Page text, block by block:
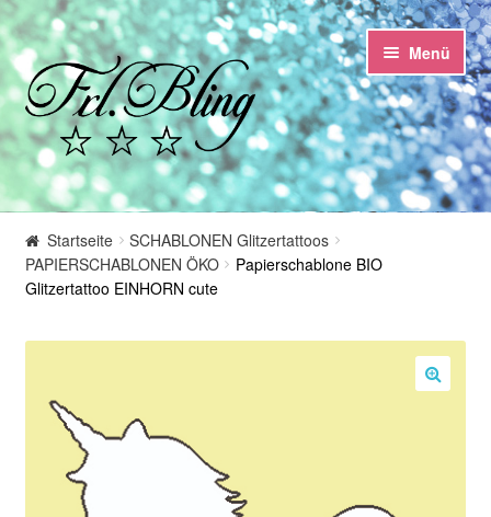
Zur
Navigation
springen
Springe
zum
Inhalt
Menü
Start
AGB und Kundeninformationen
Impressum
Kasse
Startseite
SCHABLONEN Glitzertattoos
PAPIERSCHABLONEN ÖKO
Papierschablone BIO
Glitzertattoo EINHORN cute